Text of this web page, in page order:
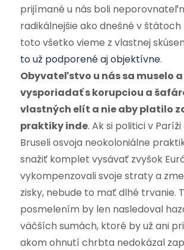
prijímané u nás boli
radikálnejšie ako dnešné v štátoch
toto všetko vieme z vlastnej
to už podporené aj objektívne.
Obyvateľstvo u nás sa muselo
vysporiadať s korupciou a
vlastných elít a nie aby platilo
praktiky inde. Ak si politici v
Bruseli osvoja neokoloniálne
snažiť komplet vysávať zvyšok
vykompenzovali svoje straty a
zisky, nebude to mať dlhé trvanie.
posmelením by len nasledoval
väčších sumách, ktoré by už ani
akom ohnutí chrbta nedokázal